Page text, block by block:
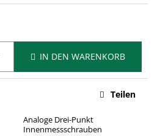
IN DEN WARENKORB
Analoge Drei-Punkt
Innenmessschrauben
Teilen